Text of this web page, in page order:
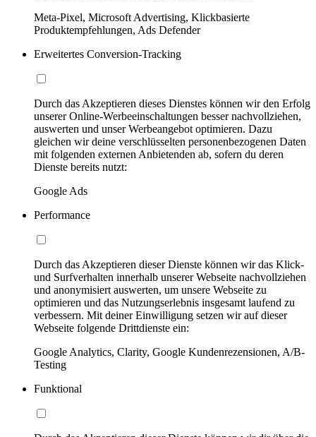
Meta-Pixel, Microsoft Advertising, Klickbasierte
Produktempfehlungen, Ads Defender
Erweitertes Conversion-Tracking
Durch das Akzeptieren dieses Dienstes können wir den Erfolg
unserer Online-Werbeeinschaltungen besser nachvollziehen,
auswerten und unser Werbeangebot optimieren. Dazu
gleichen wir deine verschlüsselten personenbezogenen Daten
mit folgenden externen Anbietenden ab, sofern du deren
Dienste bereits nutzt:
Google Ads
Performance
Durch das Akzeptieren dieser Dienste können wir das Klick-
und Surfverhalten innerhalb unserer Webseite nachvollziehen
und anonymisiert auswerten, um unsere Webseite zu
optimieren und das Nutzungserlebnis insgesamt laufend zu
verbessern. Mit deiner Einwilligung setzen wir auf dieser
Webseite folgende Drittdienste ein:
Google Analytics, Clarity, Google Kundenrezensionen, A/B-
Testing
Funktional